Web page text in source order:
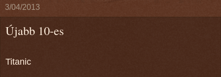
3/04/2013
Újabb 10-es
Titanic